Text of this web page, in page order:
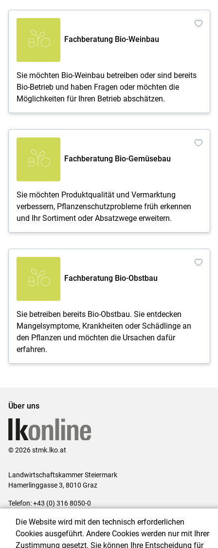
Fachberatung Bio-Weinbau
Sie möchten Bio-Weinbau betreiben oder sind bereits
Bio-Betrieb und haben Fragen oder möchten die
Möglichkeiten für Ihren Betrieb abschätzen.
Fachberatung Bio-Gemüsebau
Sie möchten Produktqualität und Vermarktung
verbessern, Pflanzenschutzprobleme früh erkennen
und Ihr Sortiment oder Absatzwege erweitern.
Fachberatung Bio-Obstbau
Sie betreiben bereits Bio-Obstbau. Sie entdecken
Mangelsymptome, Krankheiten oder Schädlinge an
den Pflanzen und möchten die Ursachen dafür
erfahren.
Über uns
© 2026 stmk.lko.at
Landwirtschaftskammer Steiermark
Hamerlinggasse 3, 8010 Graz
Telefon: +43 (0) 316 8050-0
Impressum|Kontakt|Datenschutzerklärung|Barrierefreiheit|
Cookie-Einstellungen
Die Website wird mit den technisch erforderlichen
Cookies ausgeführt. Andere Cookies werden nur mit Ihrer
Zustimmung gesetzt. Sie können Ihre Entscheidung für